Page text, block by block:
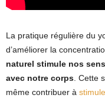
La pratique régulière du
d’améliorer la
naturel stimule nos
avec notre corps . Cette
même contribuer à